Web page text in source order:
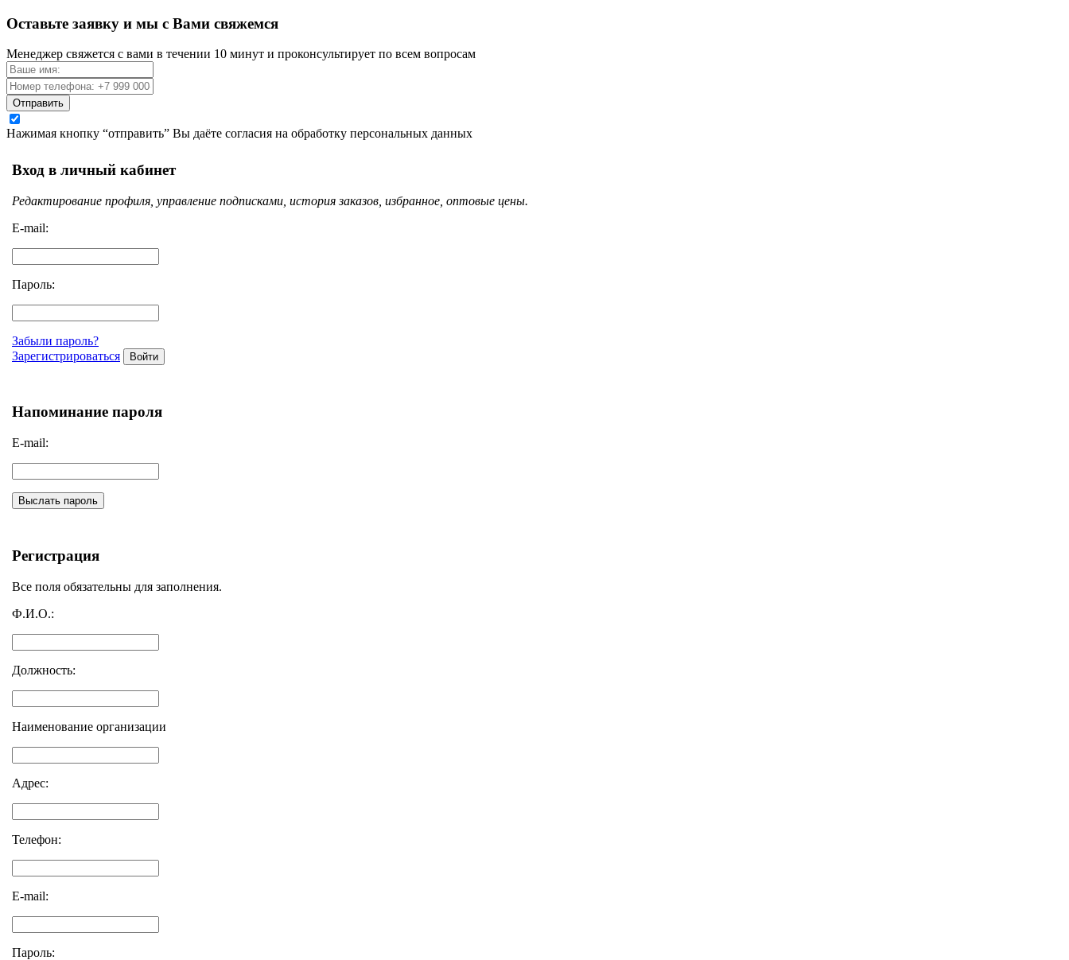
Оставьте заявку и мы с Вами свяжемся
Менеджер свяжется с вами в течении 10 минут и проконсультирует по всем вопросам
Отправить
Нажимая кнопку “отправить” Вы даёте согласия на обработку персональных данных
Вход в личный кабинет
Редактирование профиля, управление подписками, история заказов, избранное, оптовые цены.
E-mail:
Пароль:
Забыли пароль?
Зарегистрироваться
Войти
Напоминание пароля
E-mail:
Выслать пароль
Регистрация
Все поля обязательны для заполнения.
Ф.И.О.:
Должность:
Наименование организации
Адрес:
Телефон:
E-mail:
Пароль: